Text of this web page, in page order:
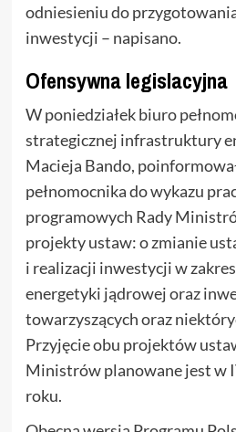
odniesieniu do
inwestycji – napisano.
Ofensywna legislacyjna
W poniedziałek biuro
strategicznej infrastruktury
Macieja Bando,
pełnomocnika do wykazu
programowych Rady
projekty ustaw: o zmianie
i realizacji inwestycji w
energetyki jądrowej oraz
towarzyszących oraz
Przyjęcie obu projektów
Ministrów planowane jest w
roku.